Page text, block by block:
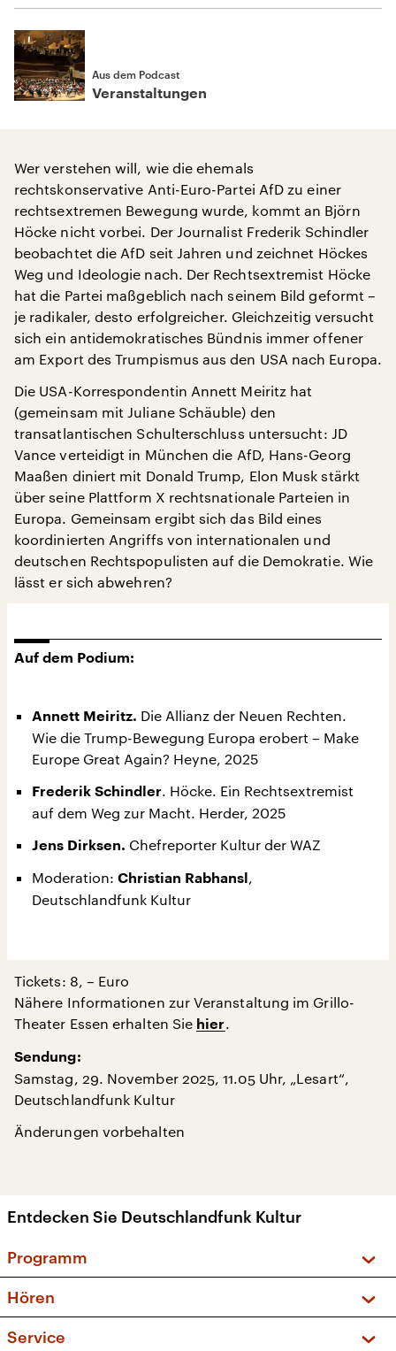
Aus dem Podcast
Veranstaltungen
Wer verstehen will, wie die ehemals
rechtskonservative Anti-Euro-Partei AfD zu einer
rechtsextremen Bewegung wurde, kommt an Björn
Höcke nicht vorbei. Der Journalist Frederik Schindler
beobachtet die AfD seit Jahren und zeichnet Höckes
Weg und Ideologie nach. Der Rechtsextremist Höcke
hat die Partei maßgeblich nach seinem Bild geformt –
je radikaler, desto erfolgreicher. Gleichzeitig versucht
sich ein antidemokratisches Bündnis immer offener
am Export des Trumpismus aus den USA nach Europa.
Die USA-Korrespondentin Annett Meiritz hat
(gemeinsam mit Juliane Schäuble) den
transatlantischen Schulterschluss untersucht: JD
Vance verteidigt in München die AfD, Hans-Georg
Maaßen diniert mit Donald Trump, Elon Musk stärkt
über seine Plattform X rechtsnationale Parteien in
Europa. Gemeinsam ergibt sich das Bild eines
koordinierten Angriffs von internationalen und
deutschen Rechtspopulisten auf die Demokratie. Wie
lässt er sich abwehren?
Auf dem Podium:
Annett Meiritz. Die Allianz der Neuen Rechten.
Wie die Trump-Bewegung Europa erobert – Make
Europe Great Again? Heyne, 2025
Frederik Schindler. Höcke. Ein Rechtsextremist
auf dem Weg zur Macht. Herder, 2025
Jens Dirksen. Chefreporter Kultur der WAZ
Moderation: Christian Rabhansl ,
Deutschlandfunk Kultur
Tickets: 8, – Euro
Nähere Informationen zur Veranstaltung im Grillo-
Theater Essen erhalten Sie hier.
Sendung:
Samstag, 29. November 2025, 11.05 Uhr, „Lesart“,
Deutschlandfunk Kultur
Änderungen vorbehalten
Entdecken Sie Deutschlandfunk Kultur
Programm
Sendungen und Podcasts
Musikliste
Hören
Service